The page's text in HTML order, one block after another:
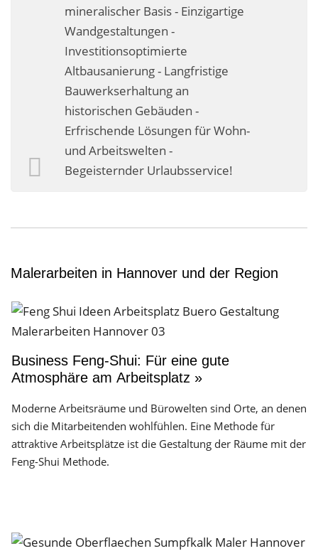
Meine gute Empfehlung
Arbeitsbühne mieten
Heyse Lifestyle
Kontakt
Navigation schließen
mineralischer Basis - Einzigartige
Wandgestaltungen -
Investitionsoptimierte
Altbausanierung - Langfristige
Bauwerkserhaltung an
historischen Gebäuden -
Erfrischende Lösungen für Wohn-
und Arbeitswelten -
Begeisternder Urlaubsservice!
Malerarbeiten in Hannover und der Region
Business Feng-Shui: Für eine gute
Atmosphäre am Arbeitsplatz »
Moderne Arbeitsräume und Bürowelten sind Orte, an denen
sich die Mitarbeitenden wohlfühlen. Eine Methode für
attraktive Arbeitsplätze ist die Gestaltung der Räume mit der
Feng-Shui Methode.